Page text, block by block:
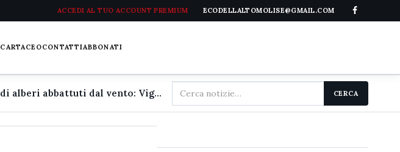
ACCEDI AL TUO ACCOUNT PREMIUM ECODELLALTOMOLISE@GMAIL.COM
CONTATTIABBONATI
Tromba d'aria nella valle del Volturno, decine di alberi abbattuti dal vento: Vigili del fuoco ripristinano lo stato dei luoghi
Cerca
nel
CERCA